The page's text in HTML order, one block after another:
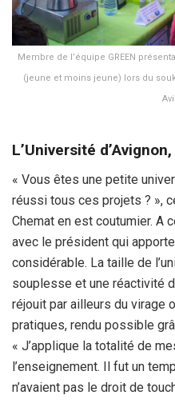
Membre de l’équipe GREEN
(jeune et moins jeune) lors du
L’Université
« Vous êtes une petite
réussi tous ces projets ? »,
Chemat en est coutumier. A
avec le président qui
considérable. La taille de
souplesse et une réactivité
réjouit par ailleurs du virage
pratiques, rendu possible
« J’applique la totalité de
l’enseignement. Il fut un
n’avaient pas le droit de